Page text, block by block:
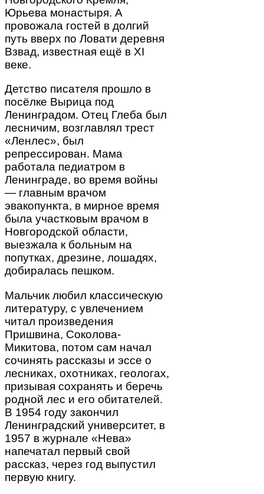
Юрьева монастыря. А
провожала гостей в долгий
путь вверх по Ловати деревня
Взвад, известная ещё в XI
веке.
Детство писателя прошло в
посёлке Вырица под
Ленинградом. Отец Глеба был
лесничим, возглавлял трест
«Ленлес», был
репрессирован. Мама
работала педиатром в
Ленинграде, во время войны
— главным врачом
эвакопункта, в мирное время
была участковым врачом в
Новгородской области,
выезжала к больным на
попутках, дрезине, лошадях,
добиралась пешком.
Мальчик любил классическую
литературу, с увлечением
читал произведения
Пришвина, Соколова-
Микитова, потом сам начал
сочинять рассказы и эссе о
лесниках, охотниках, геологах,
призывая сохранять и беречь
родной лес и его обитателей.
В 1954 году закончил
Ленинградский университет, в
1957 в журнале «Нева»
напечатал первый свой
рассказ, через год выпустил
первую книгу.